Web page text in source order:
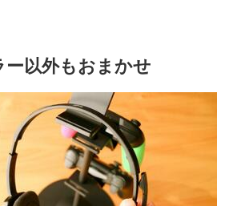
ー以外もおまかせ